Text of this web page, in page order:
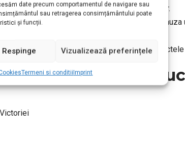
date precum comportamentul de navigare sau
sau retragerea consimțământului poate
și funcții.
Respinge Vizualizează preferințele
Termeni si conditiiImprint
oferi o constatare si asupra tuturor ferestrelor.
anumite probleme care pot aparea din
Victoriei si daca optati sa remediati
Termopane in